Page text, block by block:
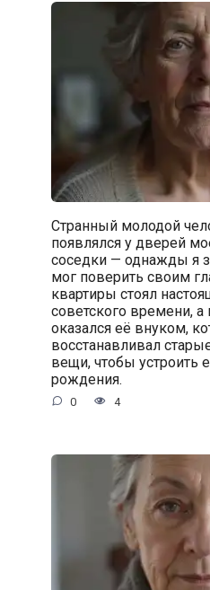
Странный молодой
появлялся у дверей
соседки — однажды я
мог поверить своим
квартиры стоял
советского времени,
оказался её внуком,
восстанавливал
вещи, чтобы устроить
рождения.
0 4